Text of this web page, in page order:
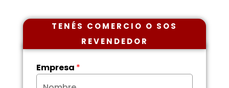
TENÉS COMERCIO O SOS
REVENDEDOR
Empresa *